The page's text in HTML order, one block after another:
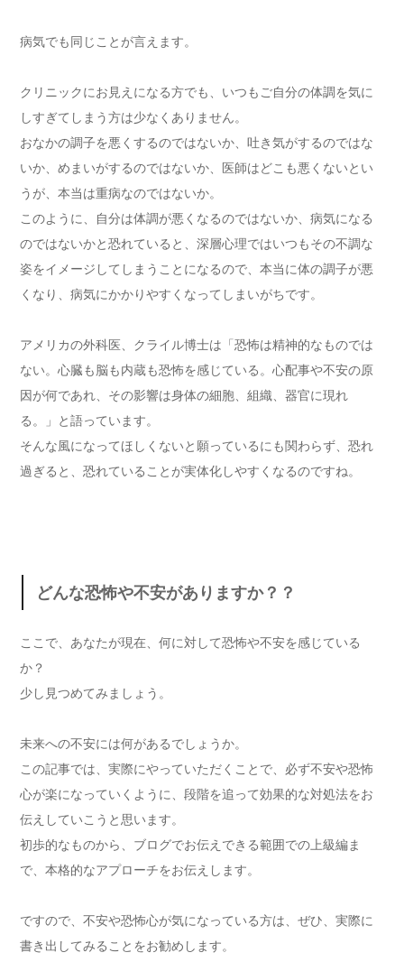
病気でも同じことが言えます。
クリニックにお見えになる方でも、いつもご自分の体調を気に
しすぎてしまう方は少なくありません。
おなかの調子を悪くするのではないか、吐き気がするのではな
いか、めまいがするのではないか、医師はどこも悪くないとい
うが、本当は重病なのではないか。
このように、自分は体調が悪くなるのではないか、病気になる
のではないかと恐れていると、深層心理ではいつもその不調な
姿をイメージしてしまうことになるので、本当に体の調子が悪
くなり、病気にかかりやすくなってしまいがちです。
アメリカの外科医、クライル博士は「恐怖は精神的なものでは
ない。心臓も脳も内蔵も恐怖を感じている。心配事や不安の原
因が何であれ、その影響は身体の細胞、組織、器官に現れ
る。」と語っています。
そんな風になってほしくないと願っているにも関わらず、恐れ
過ぎると、恐れていることが実体化しやすくなるのですね。
どんな恐怖や不安がありますか？？
ここで、あなたが現在、何に対して恐怖や不安を感じている
か？
少し見つめてみましょう。
未来への不安には何があるでしょうか。
この記事では、実際にやっていただくことで、必ず不安や恐怖
心が楽になっていくように、段階を追って効果的な対処法をお
伝えしていこうと思います。
初歩的なものから、ブログでお伝えできる範囲での上級編ま
で、本格的なアプローチをお伝えします。
ですので、不安や恐怖心が気になっている方は、ぜひ、実際に
書き出してみることをお勧めします。